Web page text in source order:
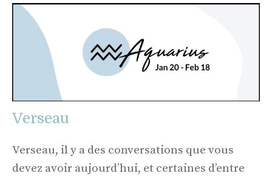
Verseau
Verseau, il y a des conversations que vous
devez avoir aujourd’hui, et certaines d’entre